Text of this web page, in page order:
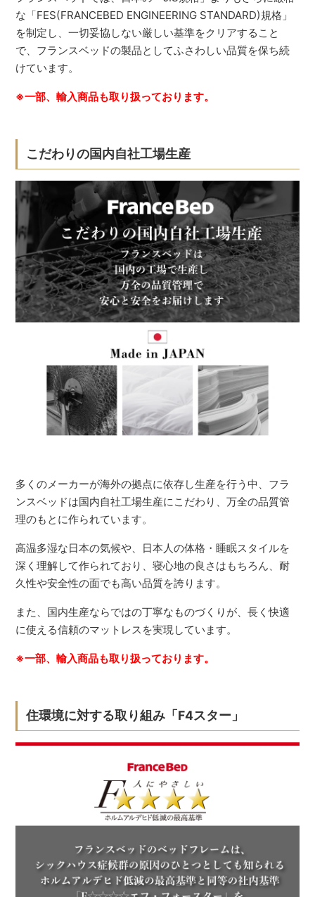
な「FES(FRANCEBED ENGINEERING STANDARD)規格」
を制定し、一切妥協しない厳しい基準をクリアすること
で、フランスベッドの製品としてふさわしい品質を保ち続
けています。
※一部、輸入商品も取り扱っております。
こだわりの国内自社工場生産
多くのメーカーが海外の拠点に依存し生産を行う中、フラ
ンスベッドは国内自社工場生産にこだわり、万全の品質管
理のもとに作られています。
高温多湿な日本の気候や、日本人の体格・睡眠スタイルを
深く理解して作られており、寝心地の良さはもちろん、耐
久性や安全性の面でも高い品質を誇ります。
また、国内生産ならではの丁寧なものづくりが、長く快適
に使える信頼のマットレスを実現しています。
※一部、輸入商品も取り扱っております。
住環境に対する取り組み「F4スター」